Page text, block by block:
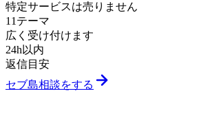
特定サービスは売りません
11テーマ
広く受け付けます
24h以内
返信目安
セブ島相談をする